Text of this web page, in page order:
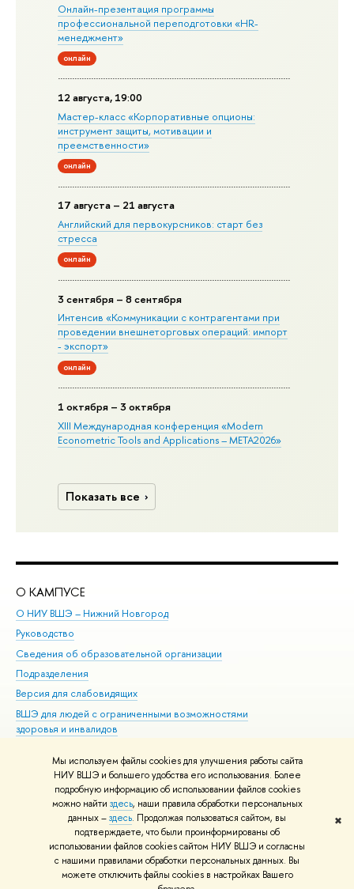
Мы используем файлы cookies для улучшения работы сайта
НИУ ВШЭ и большего удобства его использования. Более
подробную информацию об использовании файлов cookies
можно найти здесь, наши правила обработки персональных
данных –здесь. Продолжая пользоваться сайтом, вы
подтверждаете, что были проинформированы об
использовании файлов cookies сайтом НИУ ВШЭ и согласны
с нашими правилами обработки персональных данных. Вы
можете отключить файлы cookies в настройках Вашего
✖
Онлайн-презентация программы
профессиональной переподготовки «HR-
менеджмент»
онлайн
12 августа, 19:00
Мастер-класс «Корпоративные опционы:
инструмент защиты, мотивации и
преемственности»
онлайн
17 августа – 21 августа
Английский для первокурсников: старт без
стресса
онлайн
3 сентября – 8 сентября
Интенсив «Коммуникации с контрагентами при
проведении внешнеторговых операций: импорт
- экспорт»
онлайн
1 октября – 3 октября
XIII Международная конференция «Modern
Econometric Tools and Applications – META2026»
Показать все
О КАМПУСЕ
О НИУ ВШЭ – Нижний Новгород
Руководство
Сведения об образовательной организации
Подразделения
Версия для слабовидящих
ВШЭ для людей с ограниченными возможностями
здоровья и инвалидов
© НИУ ВШЭ 1993–2026 Адреса и контакты Условия использования
материалов Политика конфиденциальности Карта сайта
Шрифты HSE Sans и HSE Slab разработаны вШколе дизайна НИУ ВШЭ